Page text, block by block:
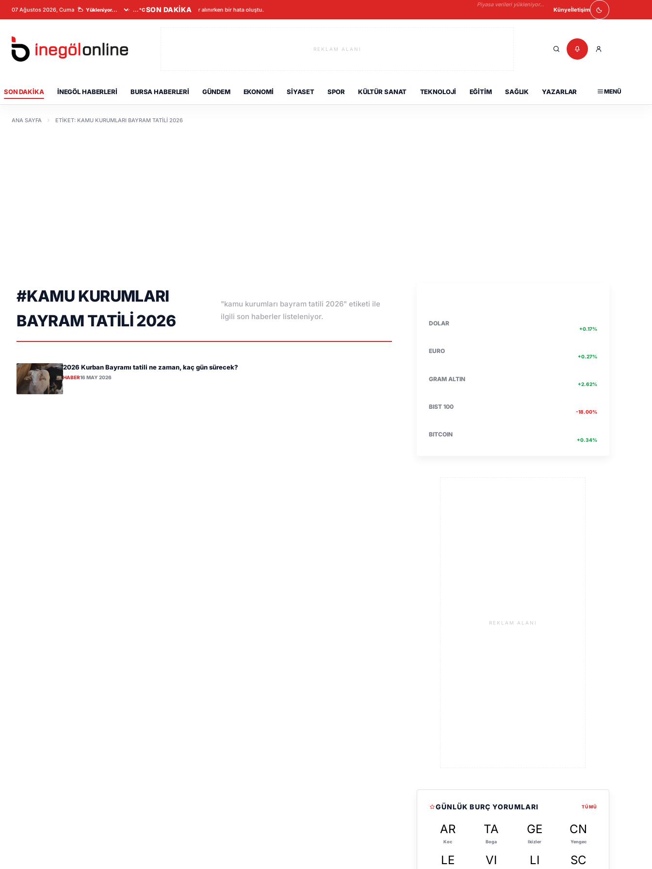
07 Ağustos 2026, Cuma ...°CSON DAKİKAVeriler alınırken bir hata oluştu.
Piyasa verileri yükleniyor...
Künyeİletişim
REKLAM ALANI
SON DAKIKA İNEGÖL HABERLERI BURSA HABERLERI GÜNDEM EKONOMI SIYASET SPOR KÜLTÜR SANAT TEKNOLOJI EĞITIM SAĞLIK YAZARLAR MENÜ
ANA SAYFA ETIKET: KAMU KURUMLARI BAYRAM TATILI 2026
#KAMU KURUMLARI
BAYRAM TATILI 2026
"kamu kurumları bayram tatili 2026" etiketi ile
ilgili son haberler listeleniyor.
2026 Kurban Bayramı tatili ne zaman, kaç gün sürecek?
HABER16 MAY 2026
DOLAR
+0.17%
EURO
+0.27%
GRAM ALTIN
+2.62%
BIST 100
-18.00%
BITCOIN
+0.34%
REKLAM ALANI
GÜNLÜK BURÇ YORUMLARI TÜMÜ
AR
Koc
TA
Boga
GE
Ikizler
CN
Yengec
LE VI LI SC